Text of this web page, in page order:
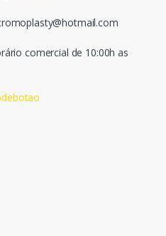
comercial de 10:00h as